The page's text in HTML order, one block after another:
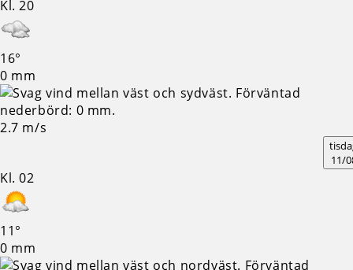
Kl. 20
16°
0 mm
2.7 m/s
11/
Kl. 02
11°
0 mm